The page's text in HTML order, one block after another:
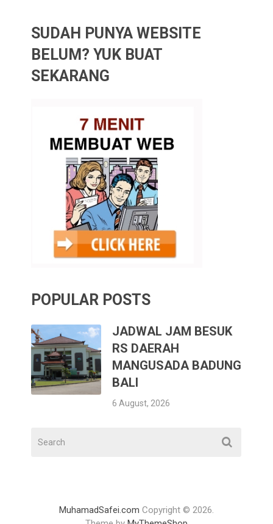
SUDAH PUNYA WEBSITE
BELUM? YUK BUAT
SEKARANG
POPULAR POSTS
JADWAL JAM BESUK
RS DAERAH
MANGUSADA BADUNG
BALI
6 August, 2026
MuhamadSafei.com Copyright © 2026.